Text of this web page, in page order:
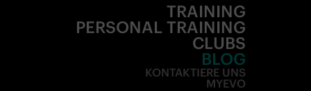
TRAINING
PERSONAL TRAINING
CLUBS
BLOG
KONTAKTIERE UNS
MYEVO